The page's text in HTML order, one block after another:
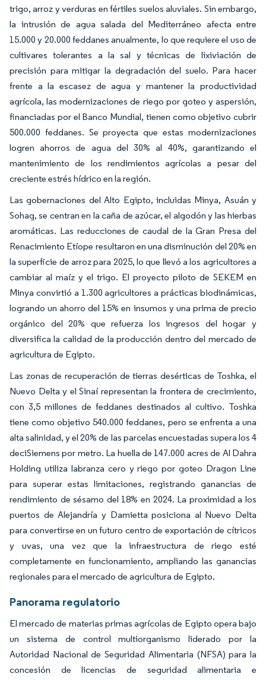
trigo, arroz y verduras en fértiles suelos aluviales. Sin embargo,
la intrusión de agua salada del Mediterráneo afecta entre
15.000 y 20.000 feddanes anualmente, lo que requiere el uso de
cultivares tolerantes a la sal y técnicas de lixiviación de
precisión para mitigar la degradación del suelo. Para hacer
frente a la escasez de agua y mantener la productividad
agrícola, las modernizaciones de riego por goteo y aspersión,
financiadas por el Banco Mundial, tienen como objetivo cubrir
500.000 feddanes. Se proyecta que estas modernizaciones
logren ahorros de agua del 30% al 40%, garantizando el
mantenimiento de los rendimientos agrícolas a pesar del
creciente estrés hídrico en la región.
Las gobernaciones del Alto Egipto, incluidas Minya, Asuán y
Sohag, se centran en la caña de azúcar, el algodón y las hierbas
aromáticas. Las reducciones de caudal de la Gran Presa del
Renacimiento Etíope resultaron en una disminución del 20% en
la superficie de arroz para 2025, lo que llevó a los agricultores a
cambiar al maíz y el trigo. El proyecto piloto de SEKEM en
Minya convirtió a 1.300 agricultores a prácticas biodinámicas,
logrando un ahorro del 15% en insumos y una prima de precio
orgánico del 20% que refuerza los ingresos del hogar y
diversifica la calidad de la producción dentro del mercado de
agricultura de Egipto.
Las zonas de recuperación de tierras desérticas de Toshka, el
Nuevo Delta y el Sinaí representan la frontera de crecimiento,
con 3,5 millones de feddanes destinados al cultivo. Toshka
tiene como objetivo 540.000 feddanes, pero se enfrenta a una
alta salinidad, y el 20% de las parcelas encuestadas supera los 4
deciSiemens por metro. La huella de 147.000 acres de Al Dahra
Holding utiliza labranza cero y riego por goteo Dragon Line
para superar estas limitaciones, registrando ganancias de
rendimiento de sésamo del 18% en 2024. La proximidad a los
puertos de Alejandría y Damietta posiciona al Nuevo Delta
para convertirse en un futuro centro de exportación de cítricos
y uvas, una vez que la infraestructura de riego esté
completamente en funcionamiento, ampliando las ganancias
regionales para el mercado de agricultura de Egipto.
Panorama regulatorio
El mercado de materias primas agrícolas de Egipto opera bajo
un sistema de control multiorganismo liderado por la
Autoridad Nacional de Seguridad Alimentaria (NFSA) para la
concesión de licencias de seguridad alimentaria e